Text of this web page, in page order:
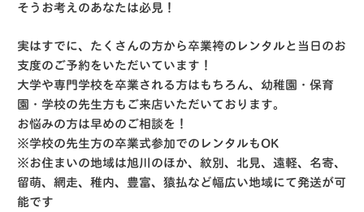
そうお考えのあなたは必見！
実はすでに、たくさんの方から卒業袴のレンタルと当日のお
支度のご予約をいただいています！
大学や専門学校を卒業される方はもちろん、幼稚園・保育
園・学校の先生方もご来店いただいております。
お悩みの方は早めのご相談を！
※学校の先生方の卒業式参加でのレンタルもOK
※お住まいの地域は旭川のほか、紋別、北見、遠軽、名寄、
留萌、網走、稚内、豊富、猿払など幅広い地域にて発送が可
能です